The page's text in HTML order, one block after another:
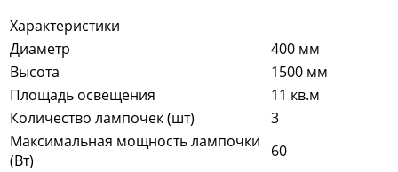
Характеристики
Диаметр
400 мм
Высота
1500 мм
Площадь освещения
11 кв.м
Количество лампочек (шт)
3
Максимальная мощность лампочки
(Вт)
60